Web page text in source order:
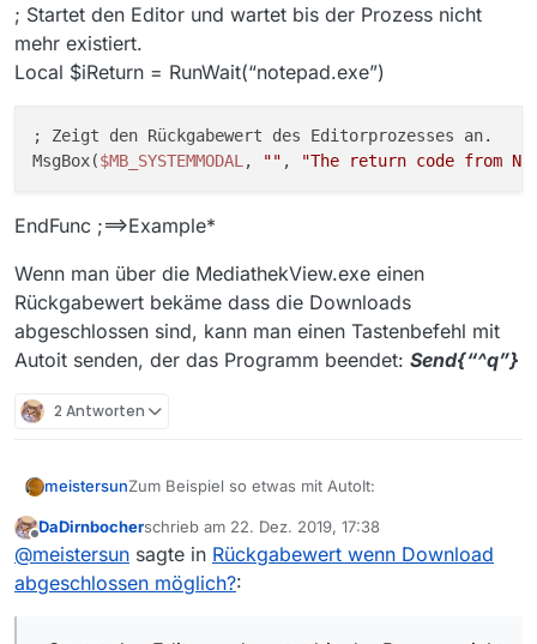
; Startet den Editor und wartet bis der Prozess nicht
mehr existiert.
Local $iReturn = RunWait(“notepad.exe”)
; Zeigt den Rückgabewert des Editorprozesses an.
MsgBox($MB_SYSTEMMODAL , "" , "The return code from
EndFunc ;==>Example*
Wenn man über die MediathekView.exe einen
Rückgabewert bekäme dass die Downloads
abgeschlossen sind, kann man einen Tastenbefehl mit
Autoit senden, der das Programm beendet: Send{“^q”}
2 Antworten
meistersunZum Beispiel so etwas mit AutoIt:
#include <MsgBoxConstants.au3>
*Example()
Offline
DaDirnbocherschrieb am 22. Dez. 2019, 17:38
zuletzt editiert von
@meistersun sagte in Rückgabewert wenn Download
abgeschlossen möglich?: